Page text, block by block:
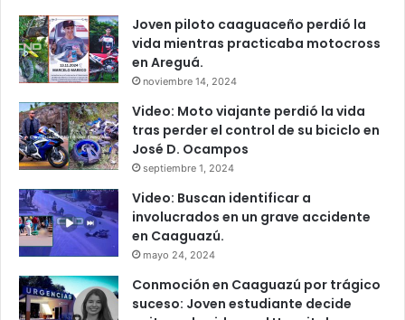
Joven piloto caaguaceño perdió la
vida mientras practicaba motocross
en Areguá.
noviembre 14, 2024
Video: Moto viajante perdió la vida
tras perder el control de su biciclo en
José D. Ocampos
septiembre 1, 2024
Video: Buscan identificar a
involucrados en un grave accidente
en Caaguazú.
mayo 24, 2024
Conmoción en Caaguazú por trágico
suceso: Joven estudiante decide